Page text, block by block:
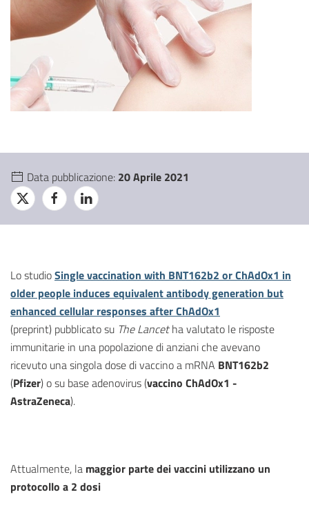
Data pubblicazione: 20 Aprile 2021
Lo studioSingle vaccination with BNT162b2 or ChAdOx1 in
older people induces equivalent antibody generation but
enhanced cellular responses after ChAdOx1
(preprint) pubblicato su The Lancetha valutato le risposte
immunitarie in una popolazione di anziani che avevano
ricevuto una singola dose di vaccino a mRNA BNT162b2
(Pfizer) o su base adenovirus (vaccino ChAdOx1 -
AstraZeneca).
Attualmente, la maggior parte dei vaccini utilizzano un
protocollo a 2 dosi